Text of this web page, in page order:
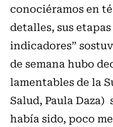
conociéramos en
detalles, sus
indicadores”
de semana hubo
lamentables de la
Salud, Paula Daza)
había sido, poco